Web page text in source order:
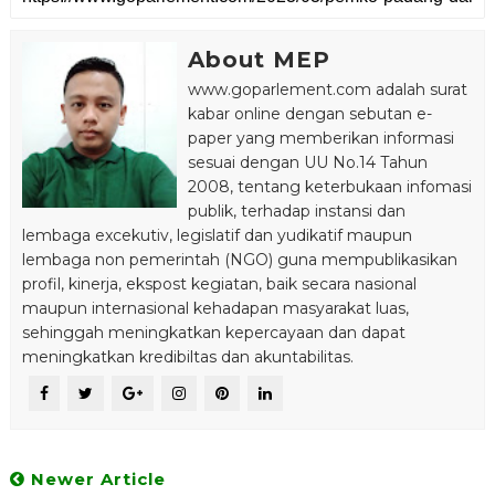
About MEP
www.goparlement.com adalah surat
kabar online dengan sebutan e-
paper yang memberikan informasi
sesuai dengan UU No.14 Tahun
2008, tentang keterbukaan infomasi
publik, terhadap instansi dan
lembaga excekutiv, legislatif dan yudikatif maupun
lembaga non pemerintah (NGO) guna mempublikasikan
profil, kinerja, ekspost kegiatan, baik secara nasional
maupun internasional kehadapan masyarakat luas,
sehinggah meningkatkan kepercayaan dan dapat
meningkatkan kredibiltas dan akuntabilitas.
Newer Article